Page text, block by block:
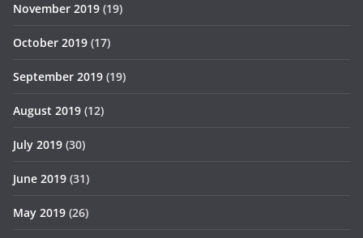
November 2019 (19)
October 2019 (17)
September 2019 (19)
August 2019 (12)
July 2019 (30)
June 2019 (31)
May 2019 (26)